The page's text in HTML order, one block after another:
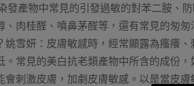
發產物中常見的引發過敏的對苯二胺、
、肉桂醛、噴鼻茅醛等，還有常見的匆
姚雪妍：皮膚敏感時，經常顯露為瘙癢
。常見的美白抗老類產物中所含的成份
會刺激皮膚，加劇皮膚敏感。以是當皮